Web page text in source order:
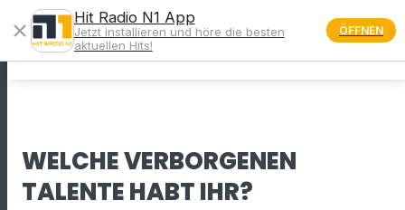
menu
WELCHE VERBORGENEN
TALENTE HABT IHR?
close
Hit Radio N1 App
Jetzt installieren und höre die besten
aktuellen Hits!
ÖFFNEN